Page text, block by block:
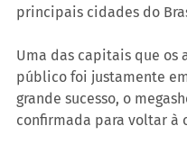
principais cidades do
Uma das capitais que os
público foi justamente
grande sucesso, o
confirmada para voltar à